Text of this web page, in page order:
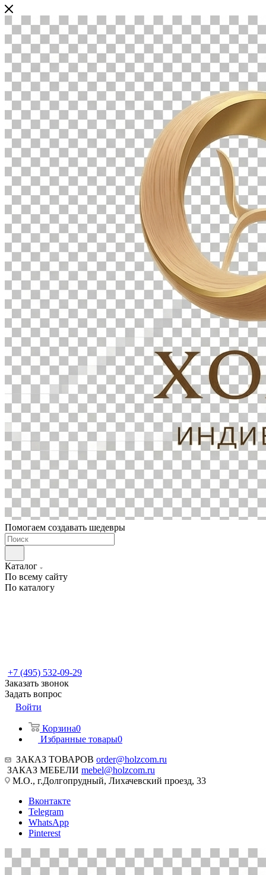
Помогаем создавать шедевры
Каталог
По всему сайту
По каталогу
+7 (495) 532-09-29
Заказать звонок
Задать вопрос
Войти
Корзина0
Избранные товары0
ЗАКАЗ ТОВАРОВ order@holzcom.ru
ЗАКАЗ МЕБЕЛИ mebel@holzcom.ru
М.О., г.Долгопрудный, Лихачевский проезд, 33
Вконтакте
Telegram
WhatsApp
Pinterest